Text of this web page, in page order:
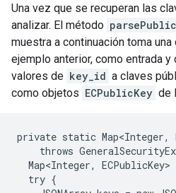
Una vez que se recuperan las
analizar. El método
muestra a continuación toma
ejemplo anterior, como entrada y
valores de key_id a claves
como objetos ECPublicKey de
private static Map<Integer,
throws
Map<Integer,
  try {